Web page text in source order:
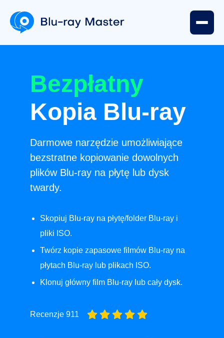
Bezpłatny
Kopia Blu-ray
Darmowe narzędzie umożliwiające
bezstratne kopiowanie dowolnych
plików Blu-ray na płytę lub dysk
twardy.
Skopiuj Blu-ray na płytę/folder Blu-ray i
pliki ISO.
Twórz kopie zapasowe filmów Blu-ray na
płytach Blu-ray lub plikach ISO.
Klonuj główny film Blu-ray lub cały dysk.
Recenzje 911